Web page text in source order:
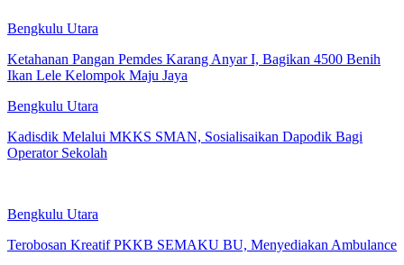
Bengkulu Utara
Ketahanan Pangan Pemdes Karang Anyar I, Bagikan 4500 Benih
Ikan Lele Kelompok Maju Jaya
Bengkulu Utara
Kadisdik Melalui MKKS SMAN, Sosialisaikan Dapodik Bagi
Operator Sekolah
Bengkulu Utara
Terobosan Kreatif PKKB SEMAKU BU, Menyediakan Ambulance